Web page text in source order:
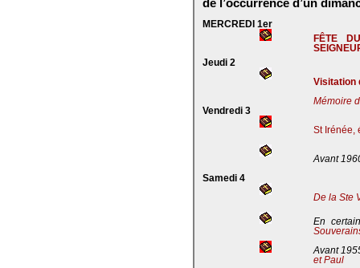
de l’occurrence d’un
MERCREDI 1er
FÊTE
Jeudi 2
Visitation
Mémoire
Vendredi 3
St Irénée,
Avant
Samedi 4
De la Ste
En
Avant
et Paul